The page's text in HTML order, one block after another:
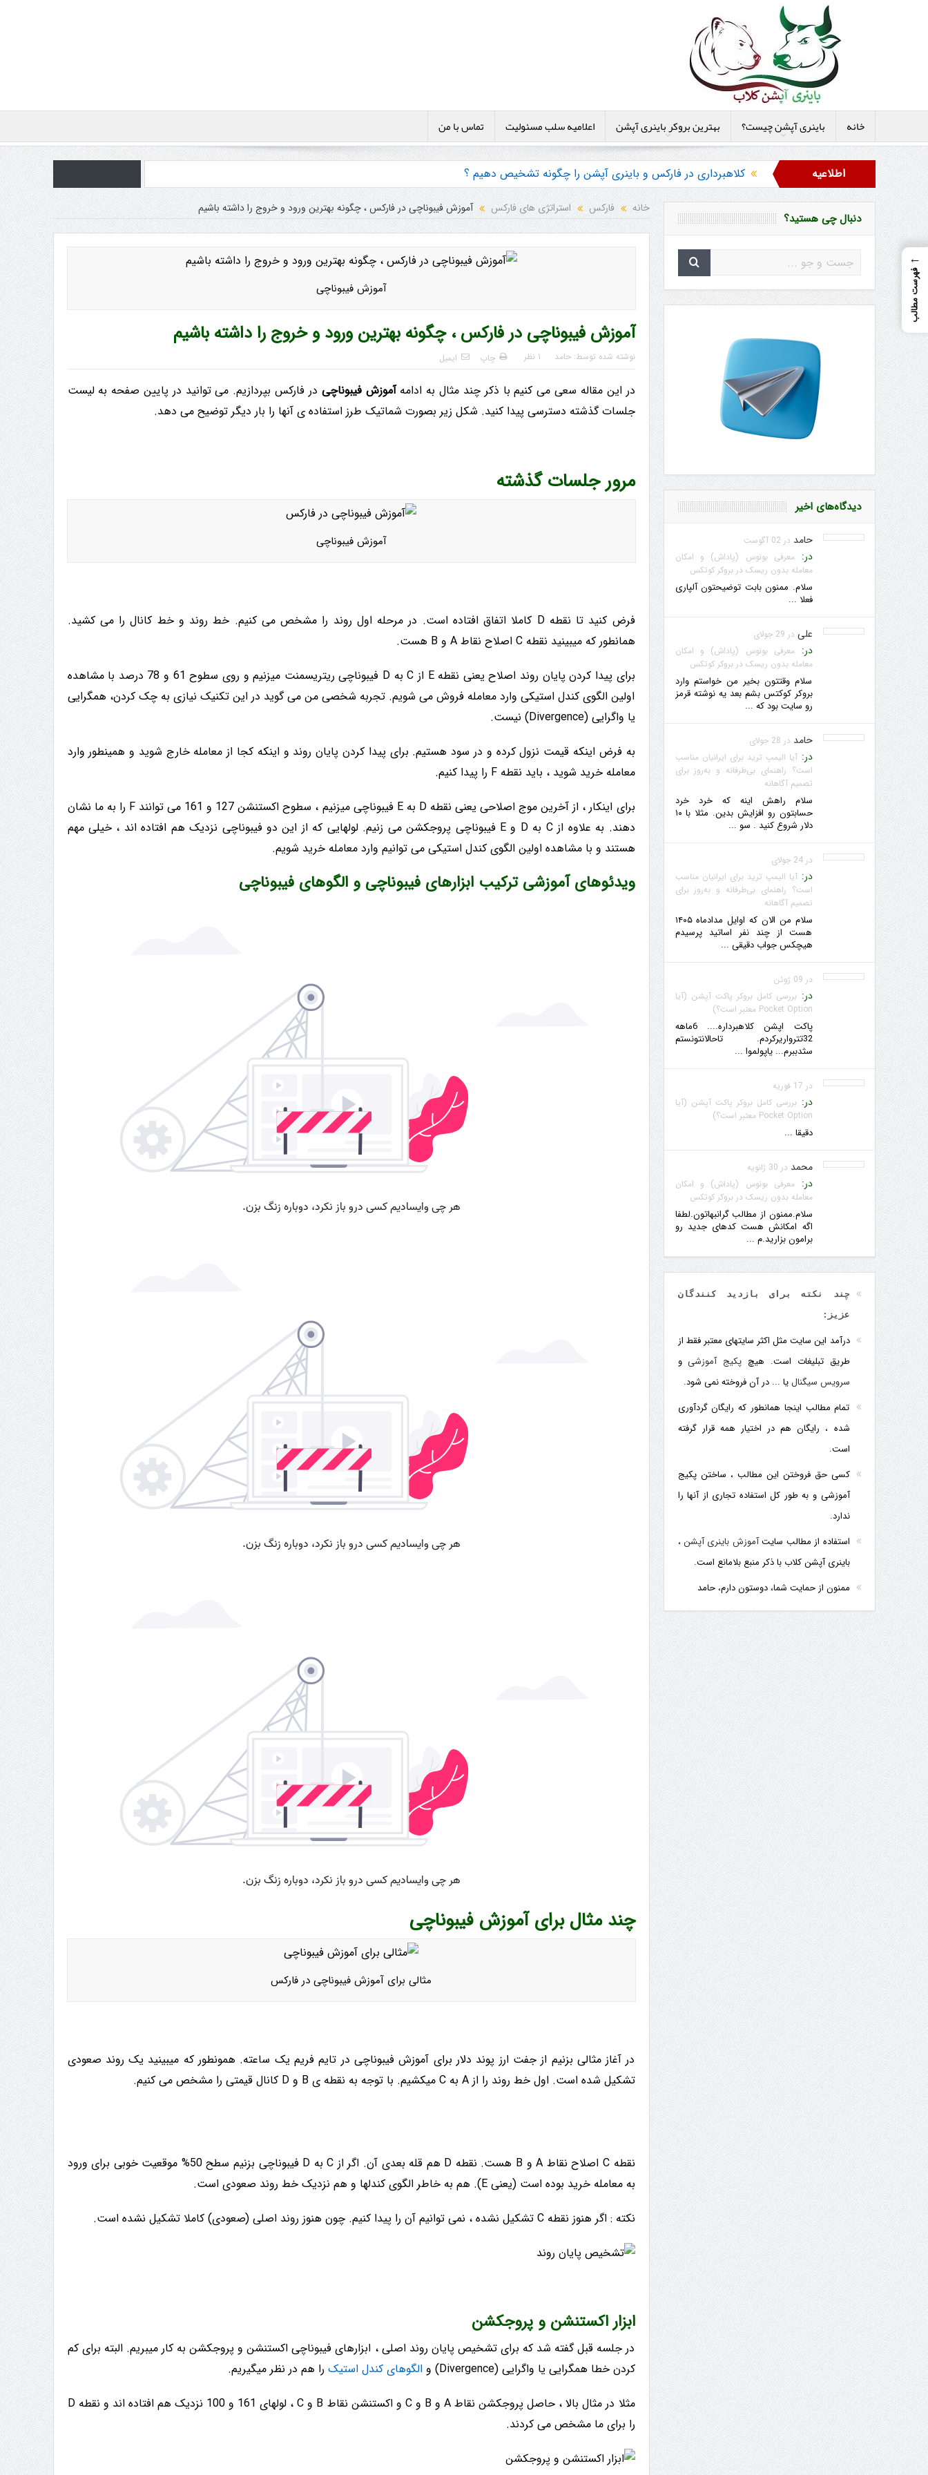
خانه باینری آپشن چیست؟ بهترین بروکر باینری آپشن اعلامیه سلب مسئولیت تماس با من
اطلاعیه
کلاهبرداری در فارکس و باینری آپشن را چگونه تشخیص دهیم ؟
هشدار در مورد خرید استراتژی ها و پکیج آموزش باینری آپشن
خانه فارکس استراتژی های فارکس آموزش فیبوناچی در فارکس ، چگونه بهترین ورود و خروج را داشته باشیم
آموزش فیبوناچی
آموزش فیبوناچی در فارکس ، چگونه بهترین ورود و خروج را داشته باشیم
نوشته شده توسط:حامد ۱ نظر چاپ ایمیل
در این مقاله سعی می کنیم با ذکر چند مثال به ادامهآموزش فیبوناچی در فارکس بپردازیم. می توانید در پایین صفحه به لیست
جلسات گذشته دسترسی پیدا کنید. شکل زیر بصورت شماتیک طرز استفاده ی آنها را بار دیگر توضیح می دهد.
مرور جلسات گذشته
آموزش فیبوناچی
فرض کنید تا نقطه D کاملا اتفاق افتاده است. در مرحله اول روند را مشخص می کنیم. خط روند و خط کانال را می کشید.
همانطور که میبینید نقطه C اصلاح نقاط A و B هست.
برای پیدا کردن پایان روند اصلاح یعنی نقطه E از C به D فیبوناچی ریتریسمنت میزنیم و روی سطوح 61 و 78 درصد با مشاهده
اولین الگوی کندل استیکی وارد معامله فروش می شویم. تجربه شخصی من می گوید در این تکنیک نیازی به چک کردن، همگرایی
یا واگرایی (Divergence) نیست.
به فرض اینکه قیمت نزول کرده و در سود هستیم. برای پیدا کردن پایان روند و اینکه کجا از معامله خارج شوید و همینطور وارد
معامله خرید شوید ، باید نقطه F را پیدا کنیم.
برای اینکار ، از آخرین موج اصلاحی یعنی نقطه D به E فیبوناچی میزنیم ، سطوح اکستنشن 127 و 161 می توانند F را به ما نشان
دهند. به علاوه از C به D و E فیبوناچی پروجکشن می زنیم. لولهایی که از این دو فیبوناچی نزدیک هم افتاده اند ، خیلی مهم
هستند و با مشاهده اولین الگوی کندل استیکی می توانیم وارد معامله خرید شویم.
ویدئوهای آموزشی ترکیب ابزارهای فیبوناچی و الگوهای فیبوناچی
چند مثال برای آموزش فیبوناچی
مثالی برای آموزش فیبوناچی در فارکس
در آغاز مثالی بزنیم از جفت ارز پوند دلار برای آموزش فیبوناچی در تایم فریم یک ساعته. همونطور که میبینید یک روند صعودی
تشکیل شده است. اول خط روند را از A به C میکشیم. با توجه به نقطه ی B و D کانال قیمتی را مشخص می کنیم.
نقطه C اصلاح نقاط A و B هست. نقطه D هم قله بعدی آن. اگر از C به D فیبوناچی بزنیم سطح 50% موقعیت خوبی برای ورود
به معامله خرید بوده است (یعنی E). هم به خاطر الگوی کندلها و هم نزدیک خط روند صعودی است.
نکته : اگر هنوز نقطه C تشکیل نشده ، نمی توانیم آن را پیدا کنیم. چون هنوز روند اصلی (صعودی) کاملا تشکیل نشده است.
ابزار اکستنشن و پروجکشن
در جلسه قبل گفته شد که برای تشخیص پایان روند اصلی ، ابزارهای فیبوناچی اکستنشن و پروجکشن به کار میبریم. البته برای کم
کردن خطا همگرایی یا واگرایی (Divergence) و
الگوهای کندل استیک را هم در نظر میگیریم.
مثلا در مثال بالا ، حاصل پروجکشن نقاط A و B و C و اکستنشن نقاط B و C ، لولهای 161 و 100 نزدیک هم افتاده اند و نقطه D
را برای ما مشخص می کردند.
دنبال چی هستید؟
دیدگاه‌های اخیر
حامد در 02 آگوست
در: معرفی بونوس (پاداش) و امکان
معامله بدون ریسک در بروکر کوتکس
سلام. ممنون بابت توضیحتون آلپاری
فعلا ...
علی در 29 جولای
در: معرفی بونوس (پاداش) و امکان
معامله بدون ریسک در بروکر کوتکس
سلام وقتتون بخیر من خواستم وارد
بروکر کوکتس بشم بعد یه نوشته قرمز
رو سایت بود که ...
حامد در 28 جولای
در: آیا الیمپ ترید برای ایرانیان مناسب
است؟ راهنمای بی‌طرفانه و به‌روز برای
تصمیم آگاهانه
سلام راهش اینه که خرد خرد
حسابتون رو افزایش بدین. مثلا با ۱۰
دلار شروع کنید . سو ...
در 24 جولای
در: آیا الیمپ ترید برای ایرانیان مناسب
است؟ راهنمای بی‌طرفانه و به‌روز برای
تصمیم آگاهانه
سلام من الان که اوایل مدادماه ۱۴۰۵
هست از چند نفر اساتید پرسیدم
هیچکس جواب دقیقی ...
در 09 ژوئن
در: بررسی کامل بروکر پاکت آپشن (آیا
Pocket Option معتبر است؟)
پاکت اپشن کلاهبرداره.... 6ماهه
32تترواریرکردم. تاحالانتونستم
سثدببرم... یاپولموا ...
در 17 فوریه
در: بررسی کامل بروکر پاکت آپشن (آیا
Pocket Option معتبر است؟)
دقیقا ...
محمد در 30 ژانویه
در: معرفی بونوس (پاداش) و امکان
معامله بدون ریسک در بروکر کوتکس
سلام.ممنون از مطالب گرانبهاتون.لطفا
اگه امکانش هست کدهای جدید رو
برامون بزارید.م ...
چند نکته برای بازدید کنندگان
عزیز:
درآمد این سایت مثل اکثر سایتهای معتبر فقط از
طریق تبلیغات است. هیچ پکیج آموزشیو
سرویس سیگنال یا ... در آن فروخته نمی شود.
تمام مطالب اینجا همانطور که رایگان گردآوری
شده ، رایگان هم در اختیار همه قرار گرفته
است.
کسی حق فروختن این مطالب ، ساختن پکیج
آموزشی و به طور کل استفاده تجاری از آنها را
ندارد.
استفاده از مطالب سایتآموزش باینری آپشن،
باینری آپشن کلاب با ذکر منبع بلامانع است.
ممنون از حمایت شما، دوستون دارم، حامد
←
فهرست مطالب